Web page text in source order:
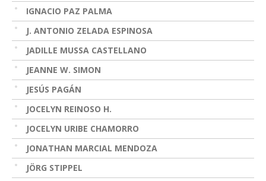
IGNACIO PAZ PALMA
J. ANTONIO ZELADA ESPINOSA
JADILLE MUSSA CASTELLANO
JEANNE W. SIMON
JESÚS PAGÁN
JOCELYN REINOSO H.
JOCELYN URIBE CHAMORRO
JONATHAN MARCIAL MENDOZA
JÖRG STIPPEL